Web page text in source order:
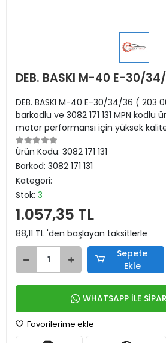
DEB. BASKI M-40 E-30/
DEB. BASKI M-40 E-30/34/36 ( 203
barkodlu ve 3082 171 131 MPN kodlu
motor performansı için yüksek
Ürün Kodu: 3082 171 131
Barkod: 3082 171 131
Kategori:
Stok: 3
1.057,35 TL
88,11 TL 'den başlayan taksitlerle
Sepete
Ekle
WHATSAPP İLE
Favorilerime ekle